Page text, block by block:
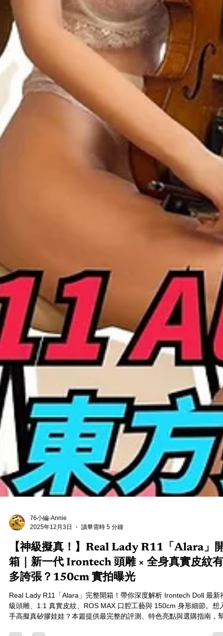
2025年12月3日
讀畢需時 5 分鐘
【神級擬真！】Real Lady R11「Alara」
箱｜新一代 Irontech 頭雕 × 全身真實皮紋有
多誇張？150cm 實拍曝光
Real Lady R11「Alara」完整開箱！帶你深度解析 Irontech Doll 最新
級頭雕、1:1 真實皮紋、ROS MAX 口腔工藝與 150cm 身形細節。想
手高擬真矽膠娃娃？本篇提供最完整的評測、特色亮點與選購指南，